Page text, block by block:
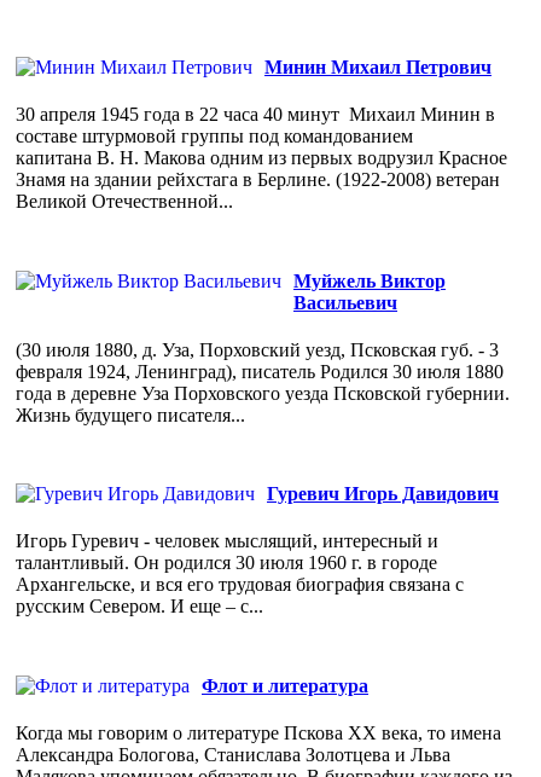
Минин Михаил Петрович
30 апреля 1945 года в 22 часа 40 минут Михаил Минин в
составе штурмовой группы под командованием
капитана В. Н. Макова одним из первых водрузил Красное
Знамя на здании рейхстага в Берлине. (1922-2008) ветеран
Великой Отечественной...
Муйжель Виктор
Васильевич
(30 июля 1880, д. Уза, Порховский уезд, Псковская губ. - 3
февраля 1924, Ленинград), писатель Родился 30 июля 1880
года в деревне Уза Порховского уезда Псковской губернии.
Жизнь будущего писателя...
Гуревич Игорь Давидович
Игорь Гуревич - человек мыслящий, интересный и
талантливый. Он родился 30 июля 1960 г. в городе
Архангельске, и вся его трудовая биография связана с
русским Севером. И еще – с...
Флот и литература
Когда мы говорим о литературе Пскова ХХ века, то имена
Александра Бологова, Станислава Золотцева и Льва